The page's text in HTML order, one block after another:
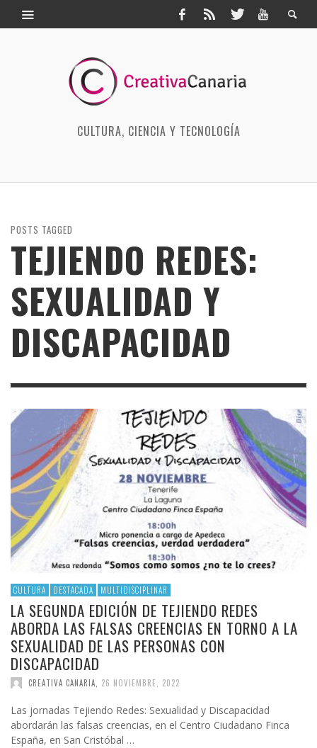
CULTURA, CIENCIA Y TECNOLOGÍA
POSTS TAGGED
TEJIENDO REDES:
SEXUALIDAD Y
DISCAPACIDAD
CULTURA DESTACADA MULTIDISCIPLINAR
LA SEGUNDA EDICIÓN DE TEJIENDO REDES
ABORDA LAS FALSAS CREENCIAS EN TORNO A LA
SEXUALIDAD DE LAS PERSONAS CON
DISCAPACIDAD
CREATIVA CANARIA 26 NOVIEMBRE, 2022
Las jornadas Tejiendo Redes: Sexualidad y Discapacidad
abordarán las falsas creencias, en el Centro Ciudadano Finca
España, en San Cristóbal …